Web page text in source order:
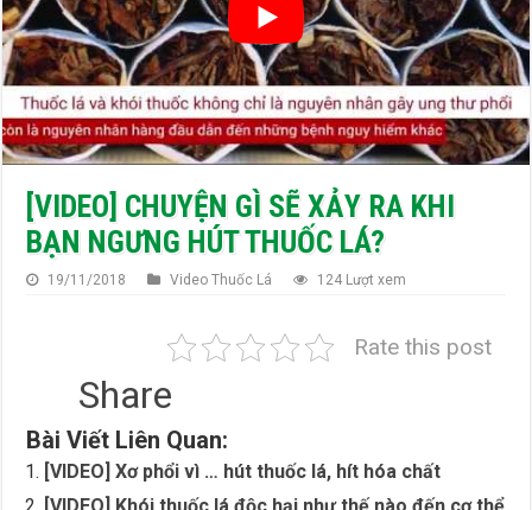
Những thay đổi kỳ diệu của cơ thể sau khi bỏ thuốc lá
Cai thuốc lá bằng các biện pháp khoa học
Vitamin E giúp cơ thể hồi phục sau khi cai thuốc lá
Nhiều nước trong EU cấm hút thuốc lá ở nơi công cộng ( Phần 2)
[VIDEO] CHUYỆN GÌ SẼ XẢY RA KHI
BẠN NGƯNG HÚT THUỐC LÁ?
19/11/2018 Video Thuốc Lá 124 Lượt xem
Rate this post
Share
Bài Viết Liên Quan:
[VIDEO] Xơ phổi vì … hút thuốc lá, hít hóa chất
[VIDEO] Khói thuốc lá độc hại như thế nào đến cơ thể